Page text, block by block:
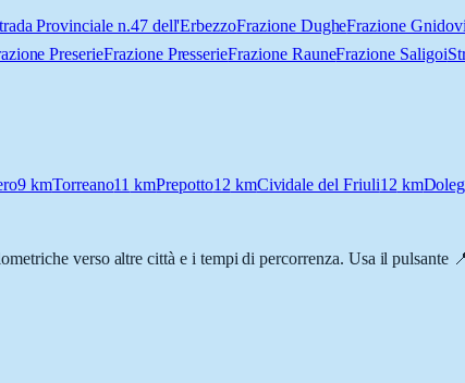
Provinciale n.47 dell'ErbezzoFrazione DugheFrazione
PreserieFrazione PresserieFrazione RauneFrazione Saligoi
9 kmTorreano11 kmPrepotto12 kmCividale del Friuli12 km
verso altre città e i tempi di percorrenza. Usa il pulsante